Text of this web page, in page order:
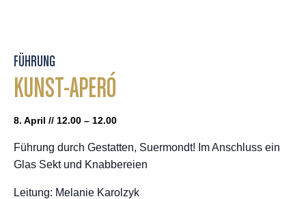
FÜHRUNG
KUNST-APERÓ
8. April // 12.00 – 12.00
Führung durch Gestatten, Suermondt! Im Anschluss ein
Glas Sekt und Knabbereien
Leitung: Melanie Karolzyk